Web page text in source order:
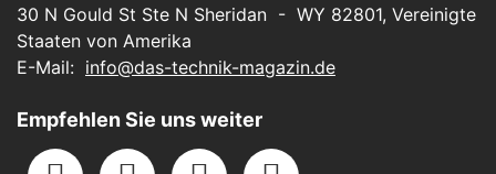
30 N Gould St Ste N Sheridan - WY 82801, Vereinigte
Staaten von Amerika
E-Mail: info@das-technik-magazin.de
Empfehlen Sie uns weiter